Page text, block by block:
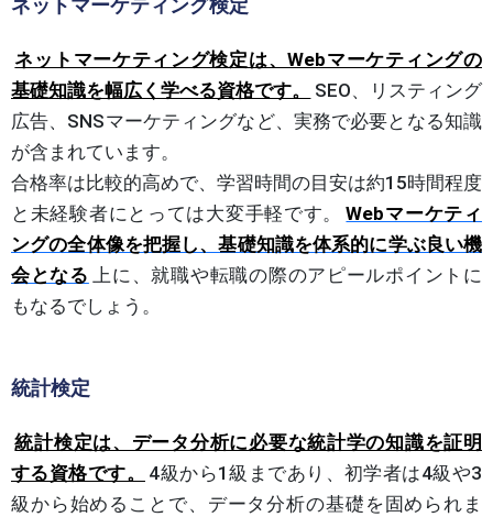
ネットマーケティング検定
ネットマーケティング検定は、Webマーケティングの
基礎知識を幅広く学べる資格です。
SEO、リスティング
広告、SNSマーケティングなど、実務で必要となる知識
が含まれています。
合格率は比較的高めで、学習時間の目安は約15時間程度
と未経験者にとっては大変手軽です。
Webマーケティ
ングの全体像を把握し、基礎知識を体系的に学ぶ良い機
会となる 上に、就職や転職の際のアピールポイントに
もなるでしょう。
統計検定
統計検定は、データ分析に必要な統計学の知識を証明
する資格です。
4級から1級まであり、初学者は4級や3
級から始めることで、データ分析の基礎を固められま